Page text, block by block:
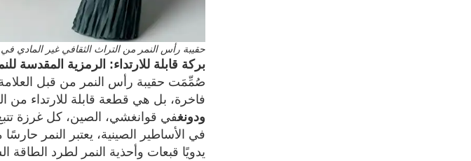
حقيبة رأس النمر من التراث الثقافي غير المادي
بركة قابلة للارتداء: الرمزية المقدسة
فاخرة، بل هي قطعة قابلة للارتداء من
ودونغفي قوانغشي، الصين، كل غرزة
في الأساطير الصينية، يعتبر النمر
يدويًا قبعات وأحذية النمر لطرد الطاقة